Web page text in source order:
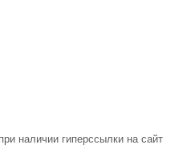
наличии гиперссылки на сайт